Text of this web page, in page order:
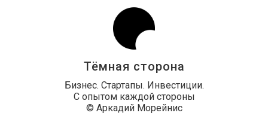
Тёмная сторона
Бизнес. Стартапы. Инвестиции.
С опытом каждой стороны
© Аркадий Морейнис